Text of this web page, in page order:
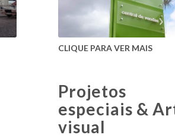
CLIQUE PARA VER MAIS
Projetos
especiais &
visual